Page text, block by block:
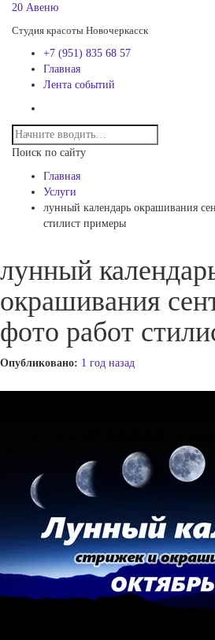
20 Авеню
Студия красоты Новочеркасск
+7 (951) 835 68 57
Главная
Лента событий
Поиск по сайту
Главная
Услуги
лунный календарь окрашивания
стилист примеры
лунный
окрашивания
фото работ
Опубликовано: 1 год назад